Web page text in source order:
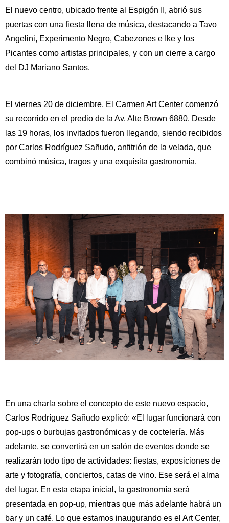
El nuevo centro, ubicado frente al Espigón II, abrió sus
puertas con una fiesta llena de música, destacando a Tavo
Angelini, Experimento Negro, Cabezones e Ike y los
Picantes como artistas principales, y con un cierre a cargo
del DJ Mariano Santos.
El viernes 20 de diciembre, El Carmen Art Center comenzó
su recorrido en el predio de la Av. Alte Brown 6880. Desde
las 19 horas, los invitados fueron llegando, siendo recibidos
por Carlos Rodríguez Sañudo, anfitrión de la velada, que
combinó música, tragos y una exquisita gastronomía.
En una charla sobre el concepto de este nuevo espacio,
Carlos Rodríguez Sañudo explicó: «El lugar funcionará con
pop-ups o burbujas gastronómicas y de coctelería. Más
adelante, se convertirá en un salón de eventos donde se
realizarán todo tipo de actividades: fiestas, exposiciones de
arte y fotografía, conciertos, catas de vino. Ese será el alma
del lugar. En esta etapa inicial, la gastronomía será
presentada en pop-up, mientras que más adelante habrá un
bar y un café. Lo que estamos inaugurando es el Art Center,